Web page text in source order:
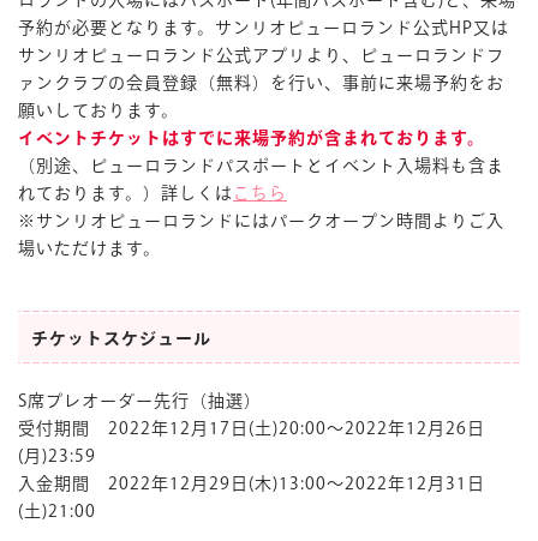
予約が必要となります。サンリオピューロランド公式HP又は
サンリオピューロランド公式アプリより、ピューロランドフ
ァンクラブの会員登録（無料）を行い、事前に来場予約をお
願いしております。
イベントチケットはすでに来場予約が含まれております。
（別途、ピューロランドパスポートとイベント入場料も含ま
れております。）詳しくは こちら
※サンリオピューロランドにはパークオープン時間よりご入
場いただけます。
チケットスケジュール
S席プレオーダー先行（抽選）
受付期間 2022年12月17日(土)20:00～2022年12月26日
(月)23:59
入金期間 2022年12月29日(木)13:00～2022年12月31日
(土)21:00